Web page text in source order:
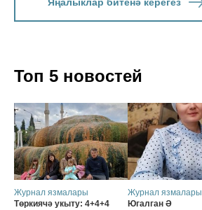
Яңалыклар битенә керегез
Топ 5 новостей
Журнал язмалары
Төркиячә укыту: 4+4+4
Журнал язмалары
Югалган Ә